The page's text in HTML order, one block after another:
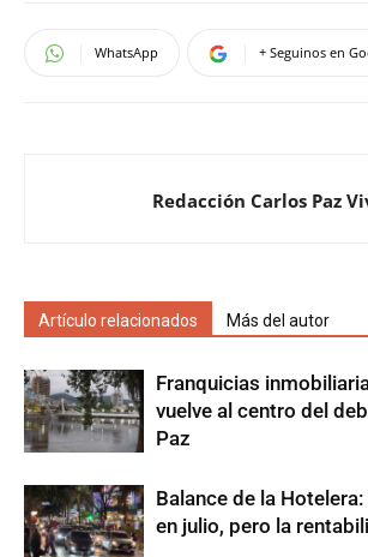
WhatsApp + Seguinos en
Redacción Carlos Paz
Artículo relacionados Más del autor
Franquicias
vuelve al centro del
Paz
Balance de la
en julio, pero la